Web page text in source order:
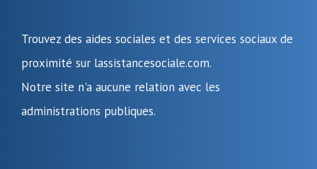
Trouvez des aides sociales et des services sociaux de
proximité sur lassistancesociale.com.
Notre site n'a aucune relation avec les
administrations publiques.